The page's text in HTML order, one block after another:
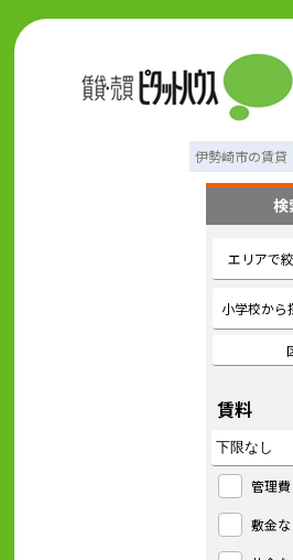
伊勢崎市の賃貸
検
エリアで
小学校から
賃料
管理
敷金な